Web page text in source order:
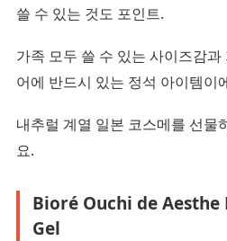
쓸 수 있는 것도 포인트.
가족 모두 쓸 수 있는 사이즈감
어에 반드시 있는 정석 아이템이
내추럴 계열 일본 코스메를 선물
요.
Bioré Ouchi de Aesthe
Gel